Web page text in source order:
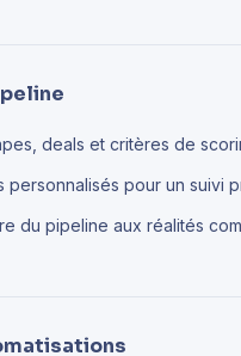
deals et critères de
personnalisés pour un suivi
du pipeline aux réalités